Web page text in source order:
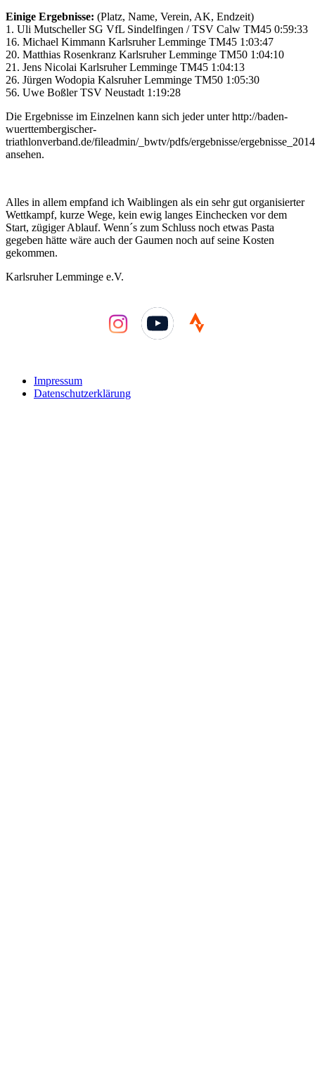
Einige Ergebnisse: (Platz, Name, Verein, AK, Endzeit)
1. Uli Mutscheller SG VfL Sindelfingen / TSV Calw TM45 0:59:33
16. Michael Kimmann Karlsruher Lemminge TM45 1:03:47
20. Matthias Rosenkranz Karlsruher Lemminge TM50 1:04:10
21. Jens Nicolai Karlsruher Lemminge TM45 1:04:13
26. Jürgen Wodopia Kalsruher Lemminge TM50 1:05:30
56. Uwe Boßler TSV Neustadt 1:19:28
Die Ergebnisse im Einzelnen kann sich jeder unter http://baden-
wuerttembergischer-
triathlonverband.de/fileadmin/_bwtv/pdfs/ergebnisse/
ansehen.
Alles in allem empfand ich Waiblingen als ein sehr gut organisierter
Wettkampf, kurze Wege, kein ewig langes Einchecken vor dem
Start, zügiger Ablauf. Wenn´s zum Schluss noch etwas Pasta
gegeben hätte wäre auch der Gaumen noch auf seine Kosten
gekommen.
Karlsruher Lemminge e.V.
YouTube
Impressum
Datenschutzerklärung